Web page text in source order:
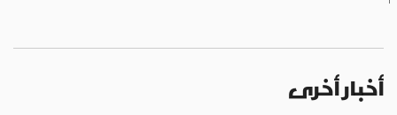
أخبار أخرى